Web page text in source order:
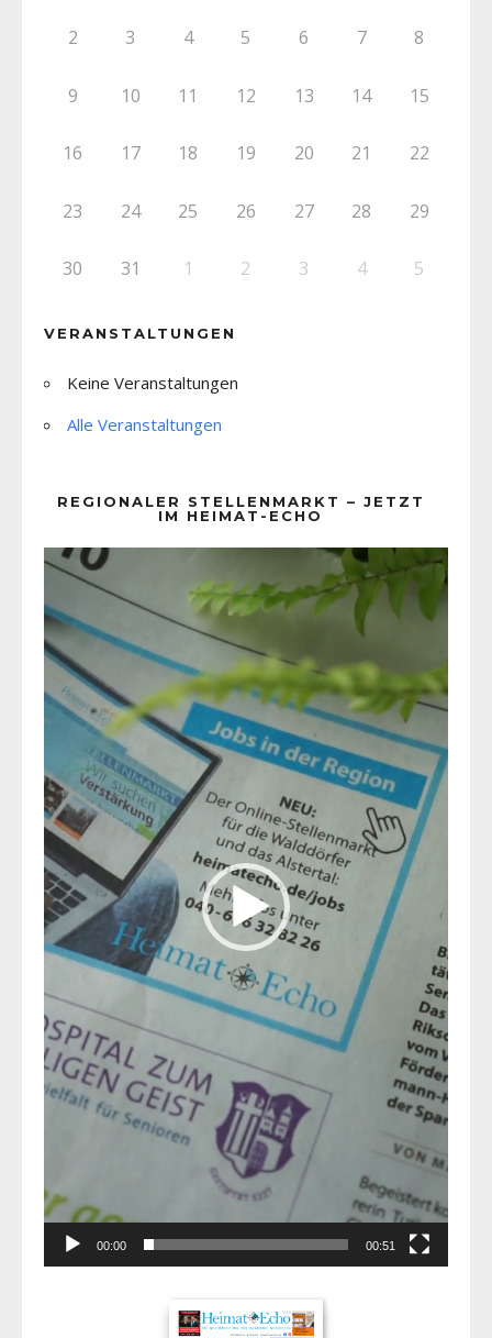
2 3 4 5 6 7 8
9 10 11 12 13 14 15
16 17 18 19 20 21 22
23 24 25 26 27 28 29
30 31 1 2 3 4 5
VERANSTALTUNGEN
Keine Veranstaltungen
Alle Veranstaltungen
REGIONALER STELLENMARKT – JETZT
IM HEIMAT-ECHO
Player
00:00 00:51